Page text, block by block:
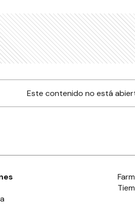
Este contenido no está